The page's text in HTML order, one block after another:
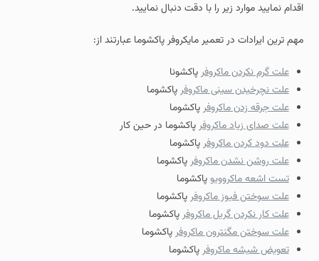
اقدام نمایید موارد زیر را با دقت دنبال نمایید.
مهم ترین ایرادات در تعمیر مایکروفر پاکشوما عبارتند از:
علت گرم نکردن ماکروفرپاکشونا
علت نچرخیدن سینی ماکروفرپاکشوما
علت جرقه زدن ماکروفرپاکشوما
علت صدای زیاد ماکروفرپاکشوما در حین کار
علت دود کردن ماکروفرپاکشوما
علت روشن نشدن ماکروفرپاکشوما
تست اشعه ماکروویوپاکشوما
علت سوختن فیوز ماکروفرپاکشوما
علت کار نکردن گریل ماکروفرپاکشوما
علت سوختن مگنترون ماکروفرپاکشوما
تعویض شیشه ماکروفرپاکشوما